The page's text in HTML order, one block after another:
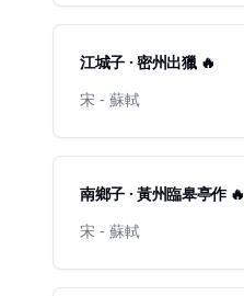
江城子 · 密州出獵 🔥
宋 - 蘇軾
南鄉子 · 黃州臨皋亭作 🔥
宋 - 蘇軾